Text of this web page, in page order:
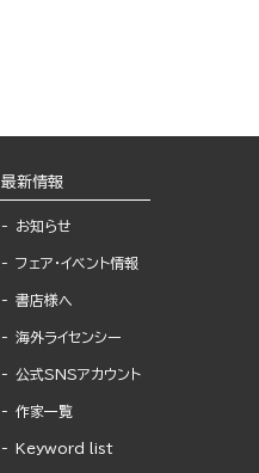
最新情報
お知らせ
フェア・イベント情報
書店様へ
海外ライセンシー
公式SNSアカウント
作家一覧
Keyword list